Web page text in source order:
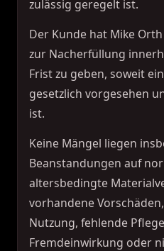
zulässig geregelt ist.
Der Kunde hat Mike
zur Nacherfüllung
Frist zu geben, soweit
gesetzlich vorgesehen
ist.
Keine Mängel liegen
Beanstandungen auf
altersbedingte
vorhandene
Nutzung, fehlende
Fremdeinwirkung oder